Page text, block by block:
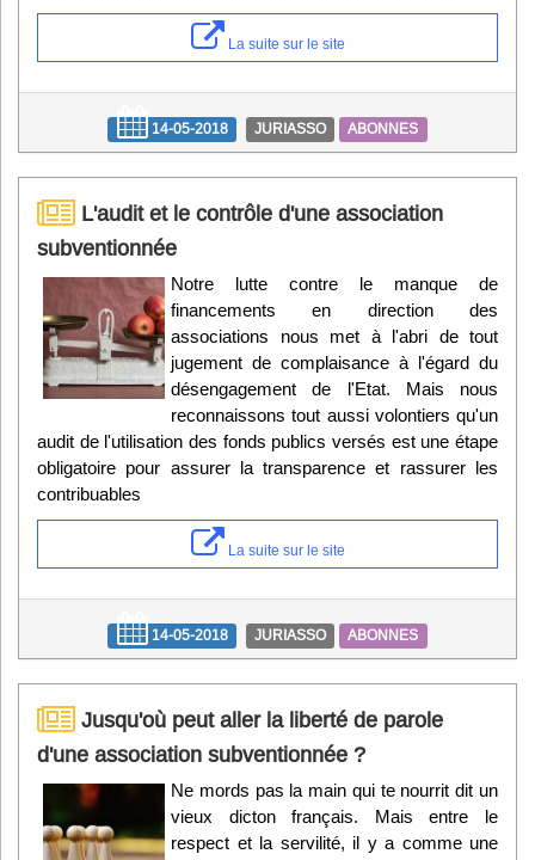
La suite sur le site
14-05-2018 JURIASSO ABONNES
L'audit et le contrôle d'une association
subventionnée
Notre lutte contre le manque de
financements en direction des
associations nous met à l'abri de tout
jugement de complaisance à l'égard du
désengagement de l'Etat. Mais nous
reconnaissons tout aussi volontiers qu'un
audit de l'utilisation des fonds publics versés est une étape
obligatoire pour assurer la transparence et rassurer les
contribuables
La suite sur le site
14-05-2018 JURIASSO ABONNES
Jusqu'où peut aller la liberté de parole
d'une association subventionnée ?
Ne mords pas la main qui te nourrit dit un
vieux dicton français. Mais entre le
respect et la servilité, il y a comme une